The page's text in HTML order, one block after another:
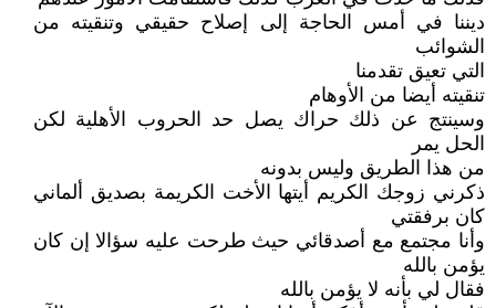
ديننا في أمس الحاجة إلى إصلاح حقيقي وتنقيته من
الشوائب
التي تعيق تقدمنا
تنقيته أيضا من الأوهام
وسينتج عن ذلك حراك يصل حد الحروب الأهلية لكن
الحل يمر
من هذا الطريق وليس بدونه
ذكرني زوجك الكريم أيتها الأخت الكريمة بصديق ألماني
كان برفقتي
وأنا مجتمع مع أصدقائي حيث طرحت عليه سؤالا إن كان
يؤمن بالله
فقال لي بأنه لا يؤمن بالله